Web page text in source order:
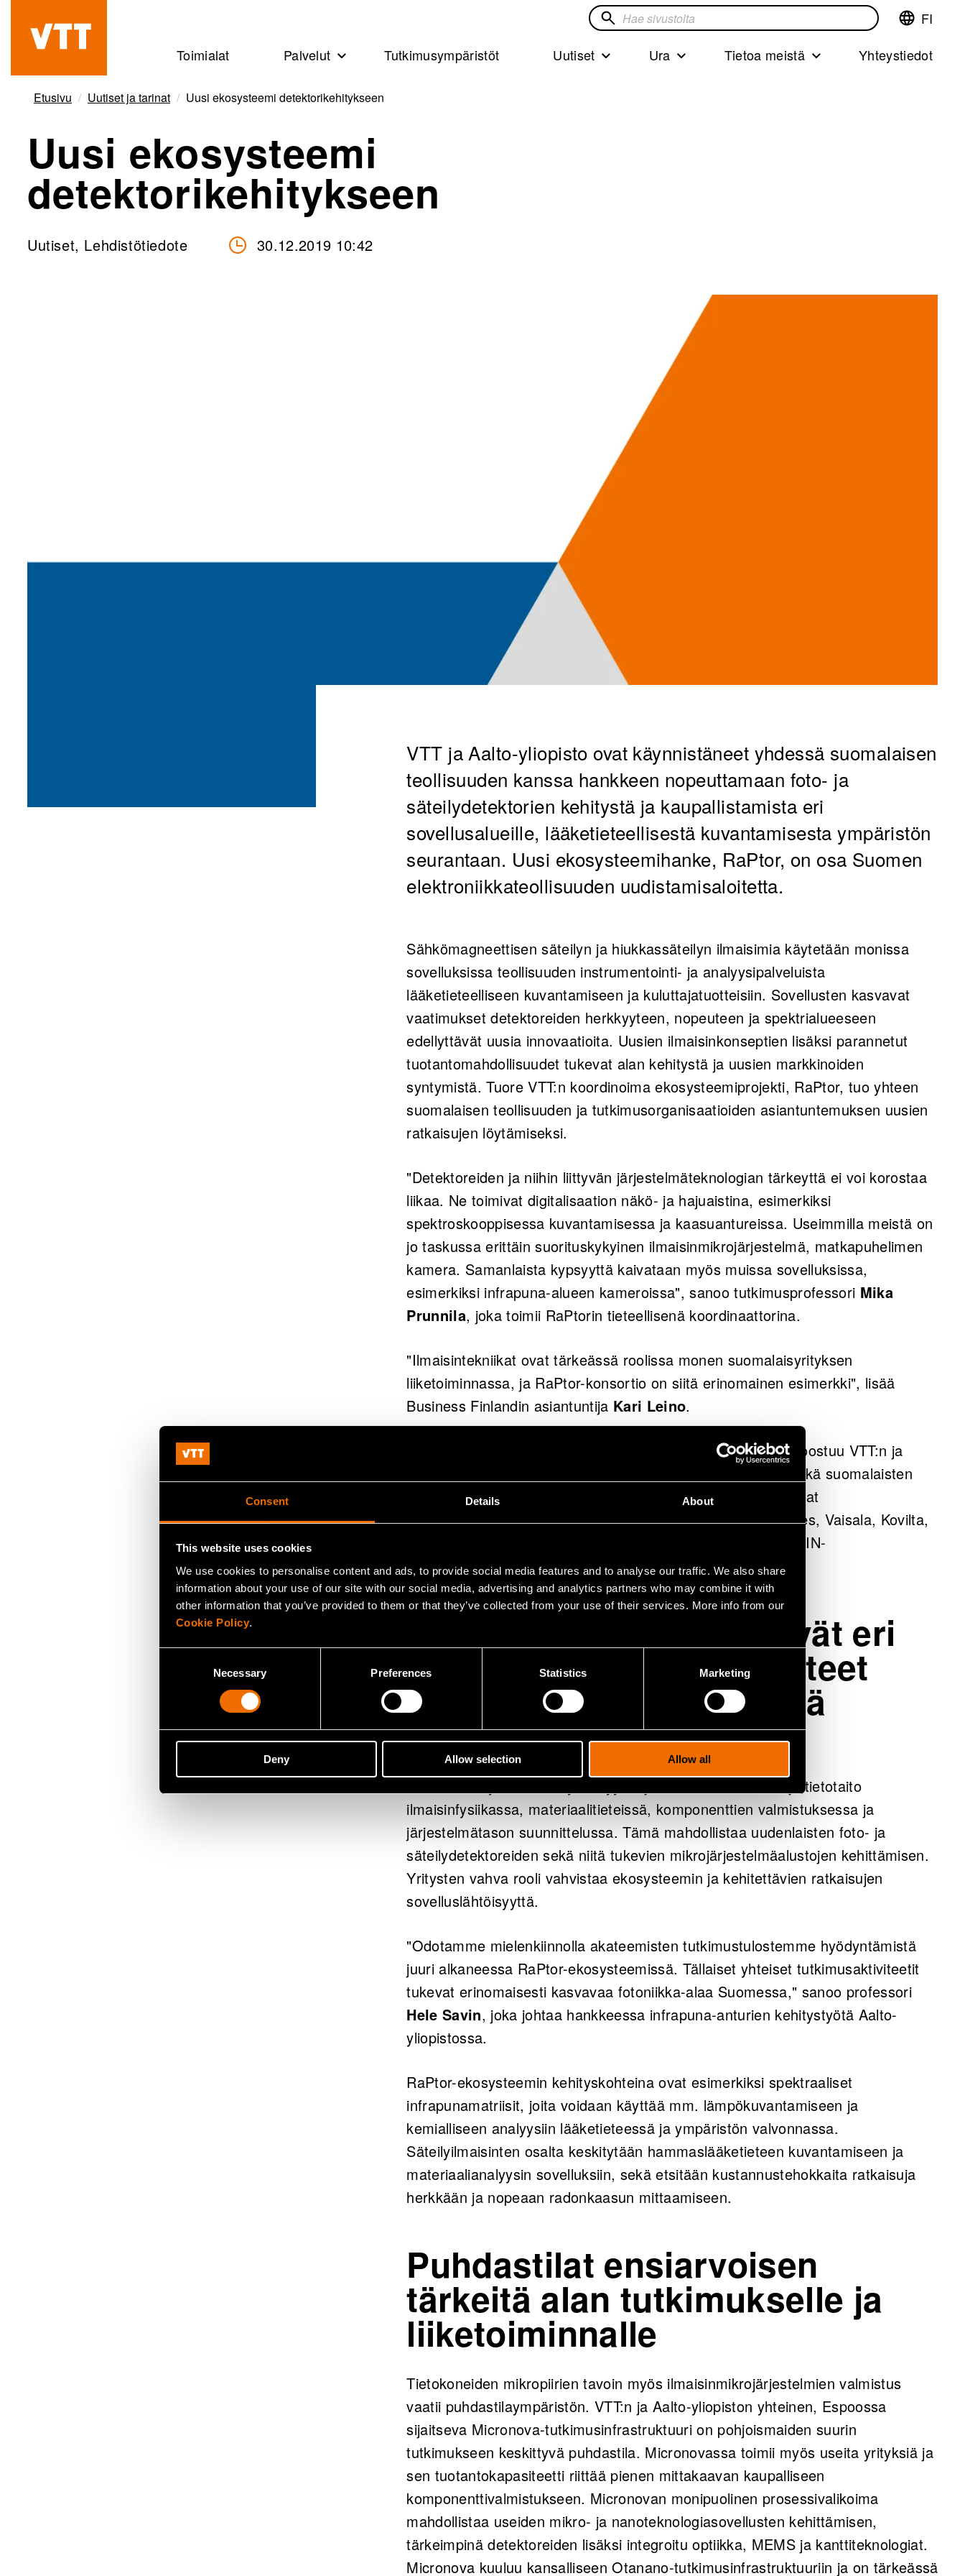
Consent Details About
This website uses cookies
We use cookies to personalise content and ads, to provide social media features and to analyse our traffic. We also share
information about your use of our site with our social media, advertising and analytics partners who may combine it with
other information that you’ve provided to them or that they’ve collected from your use of their services. More info from our
Cookie Policy.
Necessary Preferences Statistics Marketing
Deny Allow selection Allow all
pääsisältöön
Beyond
the
obvious
Vaihda
kieliFinnish
FI
Hae
Toimialat Palvelut Tutkimusympäristöt Uutiset Ura Tietoa meistä Yhteystiedot
Etusivu Uutiset ja tarinat Uusi ekosysteemi detektorikehitykseen
Uusi ekosysteemi
detektorikehitykseen
Uutiset, Lehdistötiedote 30.12.2019 10:42
VTT ja Aalto-yliopisto ovat käynnistäneet yhdessä suomalaisen
teollisuuden kanssa hankkeen nopeuttamaan foto- ja
säteilydetektorien kehitystä ja kaupallistamista eri
sovellusalueille, lääketieteellisestä kuvantamisesta ympäristön
seurantaan. Uusi ekosysteemihanke, RaPtor, on osa Suomen
elektroniikkateollisuuden uudistamisaloitetta.
Sähkömagneettisen säteilyn ja hiukkassäteilyn ilmaisimia käytetään monissa
sovelluksissa teollisuuden instrumentointi- ja analyysipalveluista
lääketieteelliseen kuvantamiseen ja kuluttajatuotteisiin. Sovellusten kasvavat
vaatimukset detektoreiden herkkyyteen, nopeuteen ja spektrialueeseen
edellyttävät uusia innovaatioita. Uusien ilmaisinkonseptien lisäksi parannetut
tuotantomahdollisuudet tukevat alan kehitystä ja uusien markkinoiden
syntymistä. Tuore VTT:n koordinoima ekosysteemiprojekti, RaPtor, tuo yhteen
suomalaisen teollisuuden ja tutkimusorganisaatioiden asiantuntemuksen uusien
ratkaisujen löytämiseksi.
"Detektoreiden ja niihin liittyvän järjestelmäteknologian tärkeyttä ei voi korostaa
liikaa. Ne toimivat digitalisaation näkö- ja hajuaistina, esimerkiksi
spektroskooppisessa kuvantamisessa ja kaasuantureissa. Useimmilla meistä on
jo taskussa erittäin suorituskykyinen ilmaisinmikrojärjestelmä, matkapuhelimen
kamera. Samanlaista kypsyyttä kaivataan myös muissa sovelluksissa,
esimerkiksi infrapuna-alueen kameroissa", sanoo tutkimusprofessori Mika
Prunnila, joka toimii RaPtorin tieteellisenä koordinaattorina.
"Ilmaisintekniikat ovat tärkeässä roolissa monen suomalaisyrityksen
liiketoiminnassa, ja RaPtor-konsortio on siitä erinomainen esimerkki", lisää
Business Finlandin asiantuntija Kari Leino.
Business Finlandin osaksi rahoittama RaPtor-ekosysteemi koostuu VTT:n ja
Aalto-yliopiston julkisesti rahoitetusta tutkimushankkeesta sekä suomalaisten
yritysten vetämistä teollisista hankkeista. RaPtoriin osallistuvat
suomalaisyritykset Emberion, Oxford Instrument Technologies, Vaisala, Kovilta,
ElFys, Senop ja Athlos. RaPtor linkittyy myös fotoniikan PREIN-
lippulaivahankkeeseen.
Uudet ratkaisut yhdistävät eri
teknologioita, käyttökohteet
vaihtelevat lääketieteestä
ympäristön valvontaan
RaPtor-ekosysteemissä yhdistyy laaja-alainen osaaminen ja tietotaito
ilmaisinfysiikassa, materiaalitieteissä, komponenttien valmistuksessa ja
järjestelmätason suunnittelussa. Tämä mahdollistaa uudenlaisten foto- ja
säteilydetektoreiden sekä niitä tukevien mikrojärjestelmäalustojen kehittämisen.
Yritysten vahva rooli vahvistaa ekosysteemin ja kehitettävien ratkaisujen
sovelluslähtöisyyttä.
"Odotamme mielenkiinnolla akateemisten tutkimustulostemme hyödyntämistä
juuri alkaneessa RaPtor-ekosysteemissä. Tällaiset yhteiset tutkimusaktiviteetit
tukevat erinomaisesti kasvavaa fotoniikka-alaa Suomessa," sanoo professori
Hele Savin, joka johtaa hankkeessa infrapuna-anturien kehitystyötä Aalto-
yliopistossa.
RaPtor-ekosysteemin kehityskohteina ovat esimerkiksi spektraaliset
infrapunamatriisit, joita voidaan käyttää mm. lämpökuvantamiseen ja
kemialliseen analyysiin lääketieteessä ja ympäristön valvonnassa.
Säteilyilmaisinten osalta keskitytään hammaslääketieteen kuvantamiseen ja
materiaalianalyysin sovelluksiin, sekä etsitään kustannustehokkaita ratkaisuja
herkkään ja nopeaan radonkaasun mittaamiseen.
Puhdastilat ensiarvoisen
tärkeitä alan tutkimukselle ja
liiketoiminnalle
Tietokoneiden mikropiirien tavoin myös ilmaisinmikrojärjestelmien valmistus
vaatii puhdastilaympäristön. VTT:n ja Aalto-yliopiston yhteinen, Espoossa
sijaitseva Micronova-tutkimusinfrastruktuuri on pohjoismaiden suurin
tutkimukseen keskittyvä puhdastila. Micronovassa toimii myös useita yrityksiä ja
sen tuotantokapasiteetti riittää pienen mittakaavan kaupalliseen
komponenttivalmistukseen. Micronovan monipuolinen prosessivalikoima
mahdollistaa useiden mikro- ja nanoteknologiasovellusten kehittämisen,
tärkeimpinä detektoreiden lisäksi integroitu optiikka, MEMS ja kanttiteknologiat.
Micronova kuuluu kansalliseen Otanano-tutkimusinfrastruktuuriin ja on tärkeässä